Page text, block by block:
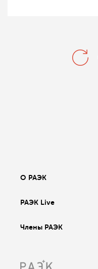
О РАЭК
РАЭК Live
Члены РАЭК